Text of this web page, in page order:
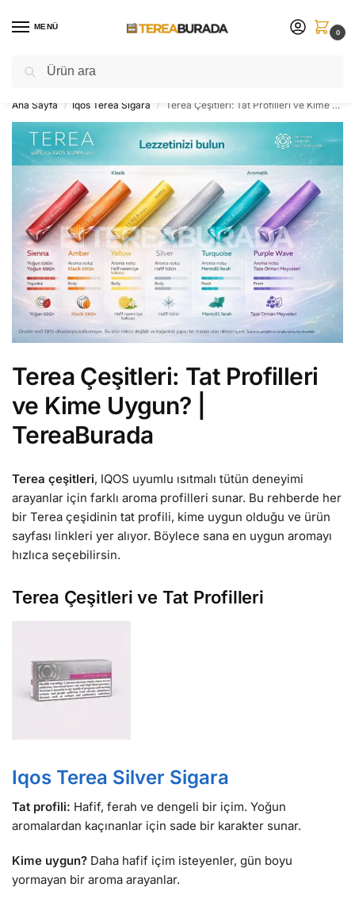
MENÜ
0
Sınırlı sayıda ⚡ yeni ürünleri sakın kaçırmayın!
Ana Sayfa / Iqos Terea Sigara / Terea Çeşitleri: Tat Profilleri ve Kime Uygun? | TereaBurada
Terea Çeşitleri: Tat Profilleri
ve Kime Uygun? |
TereaBurada
Terea çeşitleri, IQOS uyumlu ısıtmalı tütün deneyimi
arayanlar için farklı aroma profilleri sunar. Bu rehberde her
bir Terea çeşidinin tat profili, kime uygun olduğu ve ürün
sayfası linkleri yer alıyor. Böylece sana en uygun aromayı
hızlıca seçebilirsin.
Terea Çeşitleri ve Tat Profilleri
Iqos Terea Silver Sigara
Tat profili: Hafif, ferah ve dengeli bir içim. Yoğun
aromalardan kaçınanlar için sade bir karakter sunar.
Kime uygun? Daha hafif içim isteyenler, gün boyu
yormayan bir aroma arayanlar.